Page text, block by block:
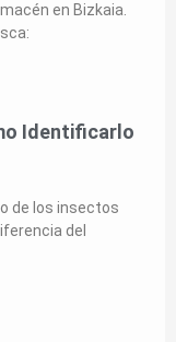
en Bizkaia.
Identificarlo
de los insectos
del